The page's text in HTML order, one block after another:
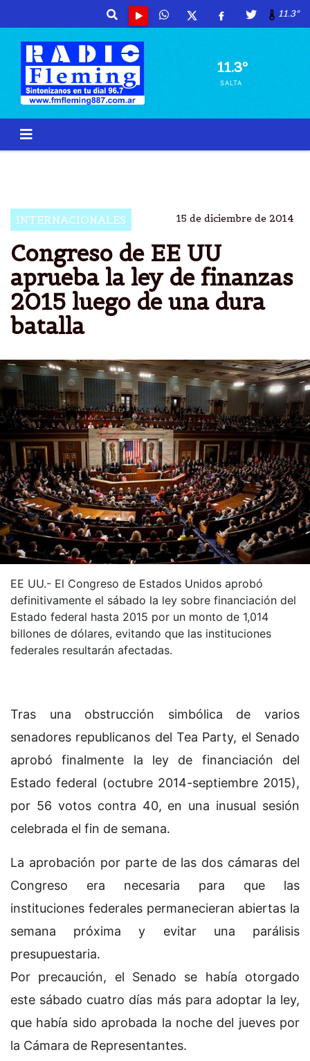
11.3º
11.3º
SALTA
INTERNACIONALES 15 de diciembre de 2014
Congreso de EE UU
aprueba la ley de finanzas
2015 luego de una dura
batalla
EE UU.- El Congreso de Estados Unidos aprobó
definitivamente el sábado la ley sobre financiación del
Estado federal hasta 2015 por un monto de 1,014
billones de dólares, evitando que las instituciones
federales resultarán afectadas.
Tras una obstrucción simbólica de varios
senadores republicanos del Tea Party, el Senado
aprobó finalmente la ley de financiación del
Estado federal (octubre 2014-septiembre 2015),
por 56 votos contra 40, en una inusual sesión
celebrada el fin de semana.
La aprobación por parte de las dos cámaras del
Congreso era necesaria para que las
instituciones federales permanecieran abiertas la
semana próxima y evitar una parálisis
presupuestaria.
Por precaución, el Senado se había otorgado
este sábado cuatro días más para adoptar la ley,
que había sido aprobada la noche del jueves por
la Cámara de Representantes.